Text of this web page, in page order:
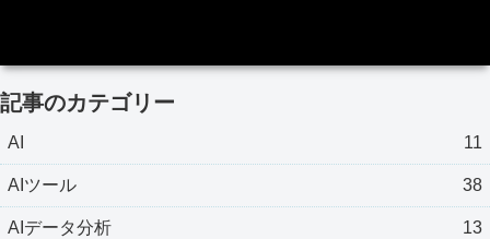
記事のカテゴリー
AI 11
AIツール 38
AIデータ分析 13